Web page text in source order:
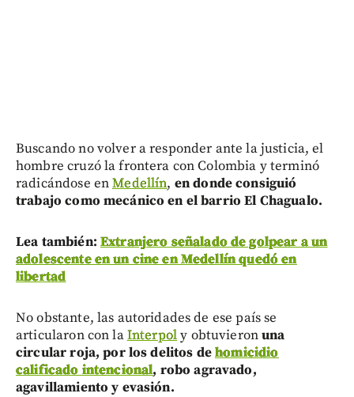
Buscando no volver a responder ante la justicia, el
hombre cruzó la frontera con Colombia y terminó
radicándose enMedellín, en donde consiguió
trabajo como mecánico en el barrio El Chagualo.
Lea también: Extranjero señalado de golpear a un
adolescente en un cine en Medellín quedó en
libertad
No obstante, las autoridades de ese país se
articularon con laInterpoly obtuvieronuna
circular roja, por los delitos dehomicidio
calificado intencional, robo agravado,
agavillamiento y evasión.